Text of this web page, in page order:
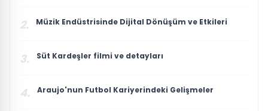
2. Müzik Endüstrisinde Dijital Dönüşüm ve Etkileri
3. Süt Kardeşler filmi ve detayları
4. Araujo'nun Futbol Kariyerindeki Gelişmeler